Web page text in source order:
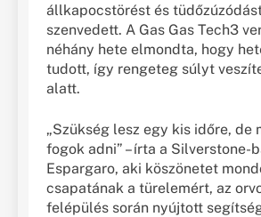
állkapocstörést és
szenvedett. A Gas Gas Tech3
néhány hete elmondta, hogy
tudott, így rengeteg súlyt
alatt.
„Szükség lesz egy kis időre, de
fogok adni” – írta a Silverstone-
Espargaro, aki köszönetet
csapatának a türelemért, az
felépülés során nyújtott